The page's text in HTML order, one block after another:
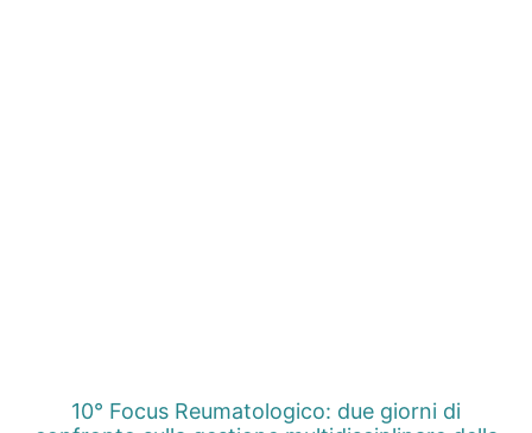
10° Focus Reumatologico: due giorni di